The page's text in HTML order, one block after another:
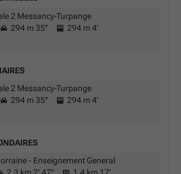
2 Messancy-Turpange
294 m 35''
294 m 4'
2 Messancy-Turpange
294 m 35''
294 m 4'
- Enseignement General